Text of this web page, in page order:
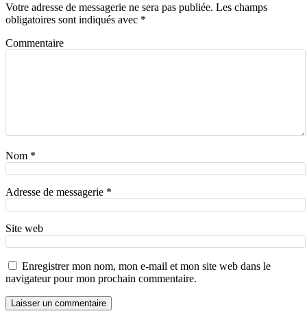
Votre adresse de messagerie ne sera pas publiée. Les champs
obligatoires sont indiqués avec *
Commentaire
Nom *
Adresse de messagerie *
Site web
Enregistrer mon nom, mon e-mail et mon site web dans le
navigateur pour mon prochain commentaire.